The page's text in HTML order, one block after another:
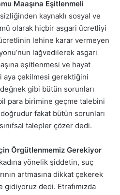
Maaşına Eşitlenmeli
kaynaklı sosyal ve
olarak hiçbir asgari ücretliyi
lehine karar vermeyen
lağvedilerek asgari
eşitlenmesi ve hayat
aya çekilmesi gerektiğini
gibi bütün sorunları
para birimine geçme talebini
fakat bütün sorunları
talepler çözer dedi.
Örgütlenmemiz Gerekiyor
yönelik şiddetin, suç
artmasına dikkat çekerek
gidiyoruz dedi. Etrafımızda